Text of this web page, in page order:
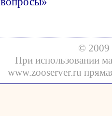
© 2009
При использовании
www.zooserver.ru